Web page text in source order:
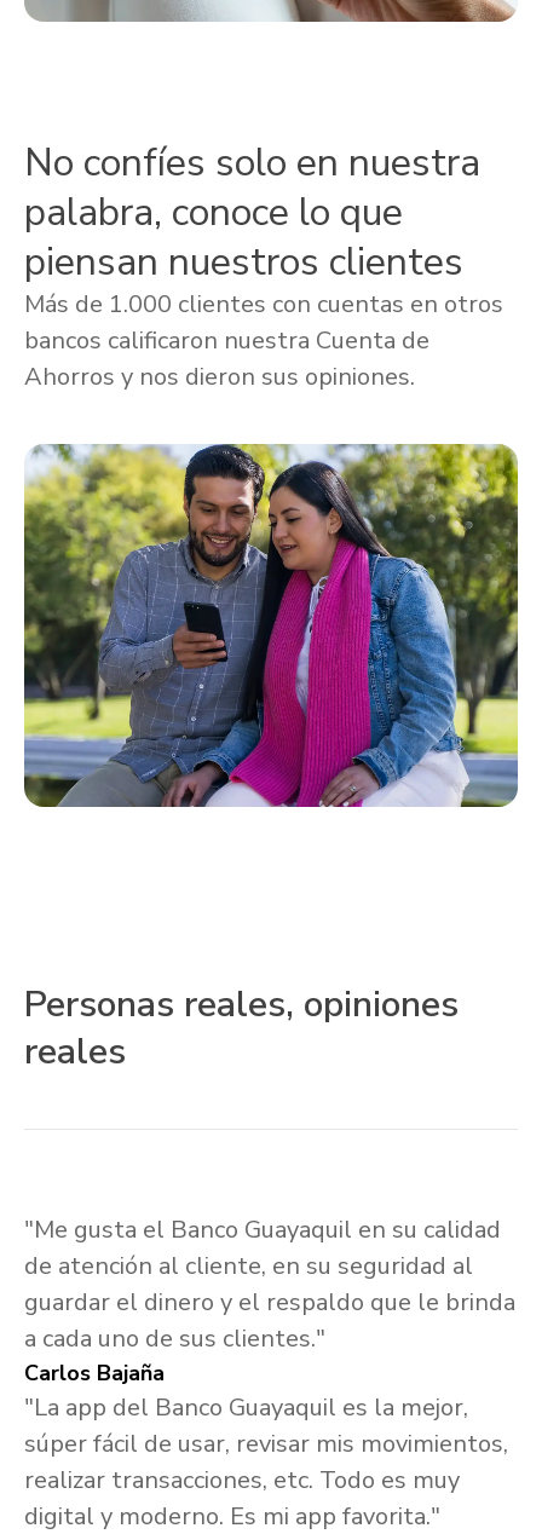
No confíes solo en nuestra
palabra, conoce lo que
piensan nuestros clientes
Más de 1.000 clientes con cuentas en otros
bancos calificaron nuestra Cuenta de
Ahorros y nos dieron sus opiniones.
Personas reales, opiniones
reales
"Me gusta el Banco Guayaquil en su calidad
de atención al cliente, en su seguridad al
guardar el dinero y el respaldo que le brinda
a cada uno de sus clientes."
Carlos Bajaña
"La app del Banco Guayaquil es la mejor,
súper fácil de usar, revisar mis movimientos,
realizar transacciones, etc. Todo es muy
digital y moderno. Es mi app favorita."